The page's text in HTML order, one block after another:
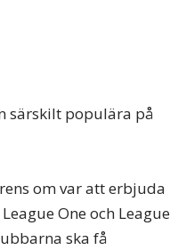
särskilt populära på
om var att erbjuda
One och League
ska få